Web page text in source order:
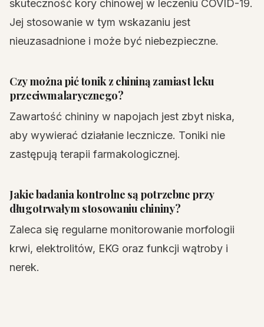
skuteczność kory chinowej w leczeniu COVID-19.
Jej stosowanie w tym wskazaniu jest
nieuzasadnione i może być niebezpieczne.
Czy można pić tonik z chininą zamiast leku
przeciwmalarycznego?
Zawartość chininy w napojach jest zbyt niska,
aby wywierać działanie lecznicze. Toniki nie
zastępują terapii farmakologicznej.
Jakie badania kontrolne są potrzebne przy
długotrwałym stosowaniu chininy?
Zaleca się regularne monitorowanie morfologii
krwi, elektrolitów, EKG oraz funkcji wątroby i
nerek.